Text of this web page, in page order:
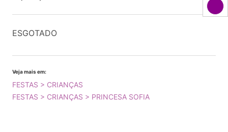
ESGOTADO
Veja mais em:
FESTAS > CRIANÇAS
FESTAS > CRIANÇAS > PRINCESA SOFIA